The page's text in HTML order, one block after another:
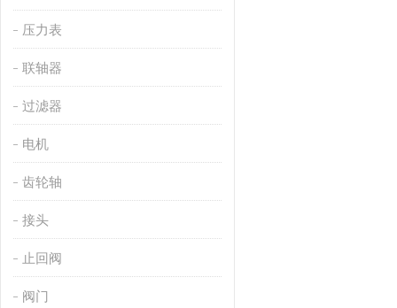
压力表
联轴器
过滤器
电机
齿轮轴
接头
止回阀
阀门